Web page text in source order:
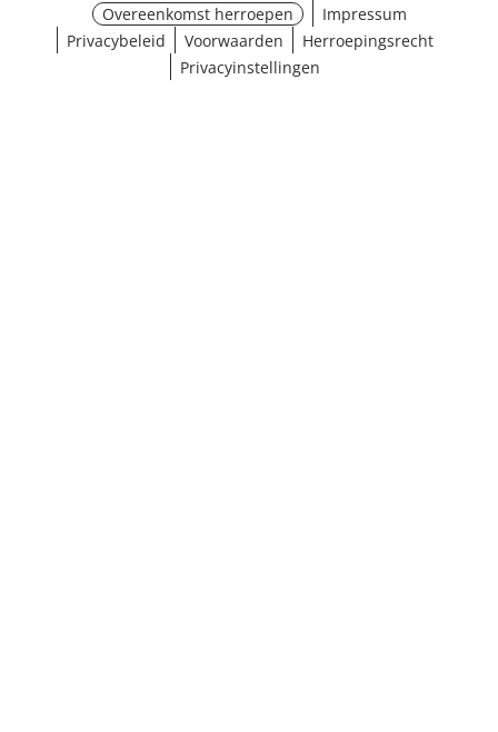
Overeenkomst herroepen
Impressum
Privacybeleid
Voorwaarden
Herroepingsrecht
Privacyinstellingen